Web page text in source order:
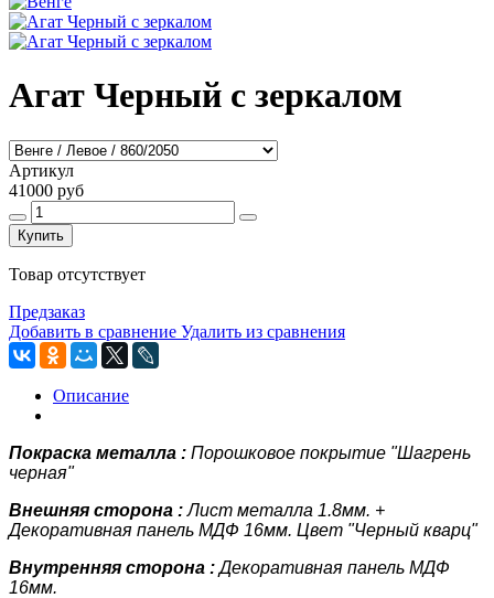
Агат Черный с зеркалом
Артикул
41000 руб
Купить
Товар отсутствует
Предзаказ
Добавить в сравнение Удалить из сравнения
Описание
Покраска металла : Порошковое покрытие "Шагрень
черная"
Внешняя сторона :Лист металла 1.8мм. +
Декоративная панель МДФ 16мм. Цвет "Черный кварц"
Внутренняя сторона :Декоративная панель МДФ
16мм.